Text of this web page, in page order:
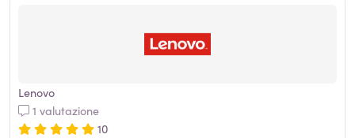
Lenovo
1 valutazione
10